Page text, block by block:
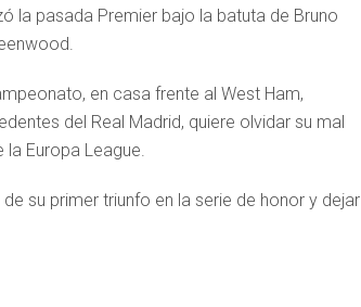
la pasada Premier bajo la batuta de Bruno
en casa frente al West Ham,
del Real Madrid, quiere olvidar su mal
Europa League.
su primer triunfo en la serie de honor y dejar